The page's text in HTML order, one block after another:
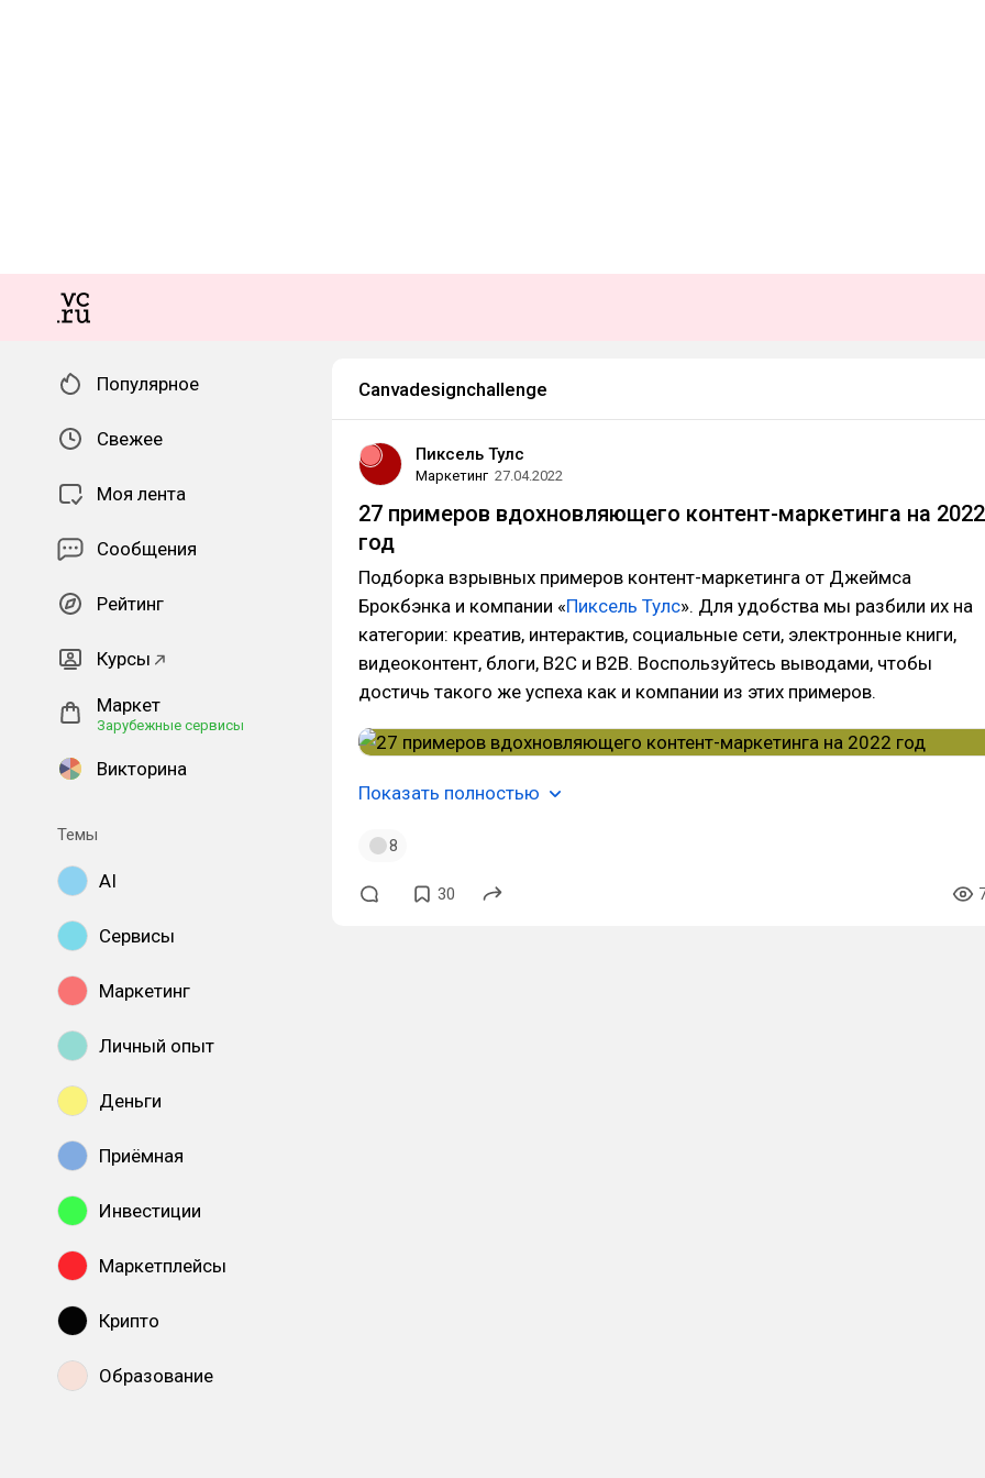
Популярное
Свежее
Моя лента
Сообщения
Рейтинг
Курсы
Маркет
Зарубежные сервисы
Викторина
Темы
AI
Сервисы
Маркетинг
Личный опыт
Деньги
Приёмная
Инвестиции
Маркетплейсы
Крипто
Образование
Canvadesignchallenge
Пиксель Тулс
Маркетинг 27.04.2022
27 примеров вдохновляющего контент-маркетинга на 2022
год
Подборка взрывных примеров контент-маркетинга от Джеймса
Брокбэнка и компании «Пиксель Тулс». Для удобства мы разбили их на
категории: креатив, интерактив, социальные сети, электронные книги,
видеоконтент, блоги, B2C и B2B. Воспользуйтесь выводами, чтобы
достичь такого же успеха как и компании из этих примеров.
Показать полностью
8
30